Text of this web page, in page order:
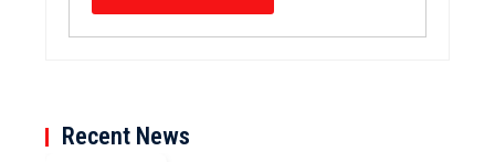
Recent News